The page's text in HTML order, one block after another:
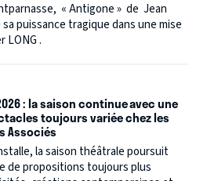
« Antigone » de Jean
puissance tragique dans une mise
LONG .
: la saison continue avec une
toujours variée chez les
Associés
la saison théâtrale poursuit
de propositions toujours plus